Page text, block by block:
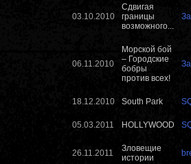
03.10.2010
Сдвигая
границы
возможного...
06.11.2010
Морской бой
– Городские
бобры
против всех!
18.12.2010 South Park
05.03.2011 HOLLYWOOD
26.11.2011
Зловещие
истории